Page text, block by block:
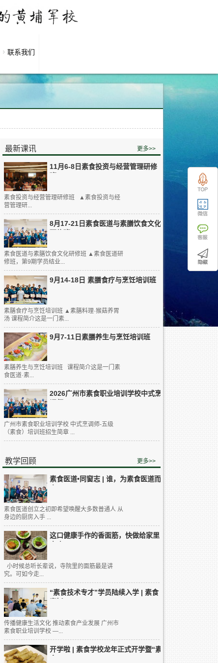
联系我们
最新课讯 更多>>
11月6-8日素食投资与经营管理研修
素食投资与经营管理研修班 ▲素食投资与经
营管理研...
8月17-21日素食医道与素膳饮食文化
研修班
素食医道与素膳饮食文化研修班 ▲素食医道研
修班，第9期学员结业...
9月14-18日 素膳食疗与烹饪培训班
素膳食疗与烹饪培训班 ▲素膳料理·猴菇养胃
汤 课程简介这是一门素...
9月7-11日素膳养生与烹饪培训班
素膳养生与烹饪培训班 课程简介这是一门素
食医道·素...
2026广州市素食职业培训学校中式烹
广州市素食职业培训学校 中式烹调师-五级
（素食）培训班招生简章 ...
教学回顾 更多>>
素食医道•同窗志 | 谁，为素食医道而
素食医道创立之初即希望唤醒大多数普通人 从
身边的厨房入手 ...
这口健康手作的香面筋，快做给家里
小时候总听长辈说，寺院里的面筋最是讲
究。可如今走...
“素食技术专才”学员陆续入学 | 素食
传播健康生活文化 推动素食产业发展 广州市
素食职业培训学校 —...
开学啦 | 素食学校龙年正式开学暨“素
食...